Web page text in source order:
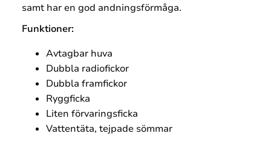
samt har en god andningsförmåga.
Funktioner:
Avtagbar huva
Dubbla radiofickor
Dubbla framfickor
Ryggficka
Liten förvaringsficka
Vattentäta, tejpade sömmar